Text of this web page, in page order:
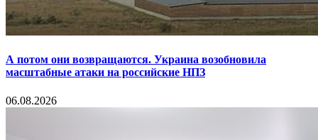
А потом они возвращаются. Украина возобновила
масштабные атаки на российские НПЗ
06.08.2026